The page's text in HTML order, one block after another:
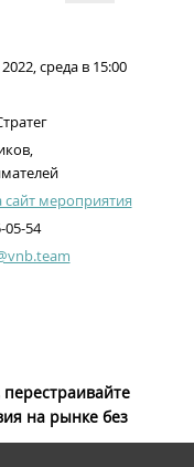
среда в 15:00
сайт мероприятия
05-54
перестраивайте
на рынке без